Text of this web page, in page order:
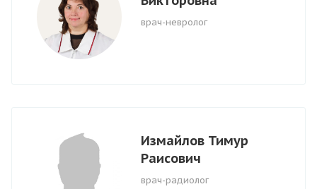
врач-невролог
Измайлов Тимур
Раисович
врач-радиолог